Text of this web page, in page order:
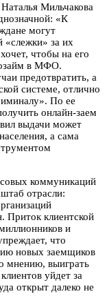
Мильчакова
«К
могут
«слежки» за их
чтобы на его
в МФО.
предотвратить, а
системе, отлично
По ее
онлайн-заем
выдачи может
а сама
коммуникаций
отрасли:
Приток клиентской
и
что
новых заемщиков
мнению, выиграть
уйдет за
открыт далеко не